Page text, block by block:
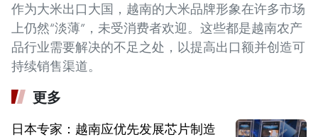
作为大米出口大国，越南的大米品牌形象在许多市场
上仍然“淡薄”，未受消费者欢迎。这些都是越南农产
品行业需要解决的不足之处，以提高出口额并创造可
持续销售渠道。
更多
日本专家：越南应优先发展芯片制造